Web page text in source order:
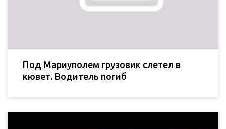
Под Мариуполем грузовик слетел в
кювет. Водитель погиб